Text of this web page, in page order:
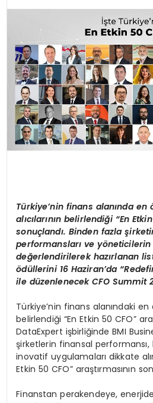
Türkiye’nin finans alanında
alıcılarının belirlendiği “En
sonuçlandı. Binden fazla
performansları ve
değerlendirilerek hazırlanan
ödüllerini 16 Haziran’da
ile düzenlenecek CFO Summit
Türkiye’nin finans alanındaki en
belirlendiği “En Etkin 50 CFO”
DataExpert işbirliğinde BMI
şirketlerin finansal performansı,
inovatif uygulamaları dikkate
Etkin 50 CFO” araştırmasının
Finanstan perakendeye,